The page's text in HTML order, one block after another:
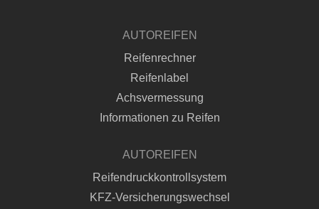
AUTOREIFEN
Reifenrechner
Reifenlabel
Achsvermessung
Informationen zu Reifen
AUTOREIFEN
Reifendruckkontrollsystem
KFZ-Versicherungswechsel